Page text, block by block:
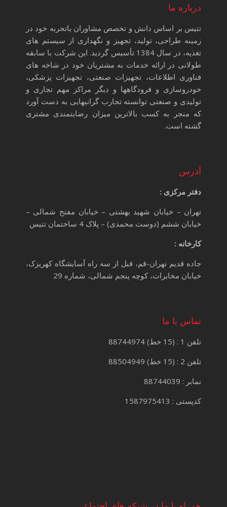
درباره ما
تتیس بر اساس دانش و تخصص مشاوران باتجربه خود در
زمینه طراحی، تولید، تجهیز و نگهداری از سیستم های
تغذیه، در سال 1384 تأسیس گردید. این شرکت با سابقه
طولانی در ارائه خدمات به مشتریان خود در شاخه های
فناوری اطلاعات، تجهیزات صنعتی، تجهیزات پزشکی،
خودروسازی و فرودگاهها و دیگر مراکز مهم تجاری و
تولیدی و صنعتی توانسته تجارب گرانبهایی به دست آورد
که منجر به کسب بالاترین میزان رضایتمندی مشتری
گشته است.
آدرس
دفتر مرکزی :
تهران – خیابان شهید بهشتی – خیابان مفتح شمالی –
خیابان ششم (دوست محمدی) – پلاک 4 ساختمان تتیس
کارخانه :
جاده قدیم تهران-قم، قبل از سه راه آسایشگاه کهریزک،
خیابان مخابرات، کوچه پنجم شمالی، شماره 29
تماس با ما
تلفن 1 : (15 خط) 88744974
تلفن 2 : (15 خط) 88504949
نمابر : 88744039
کدپستی : 1587975413